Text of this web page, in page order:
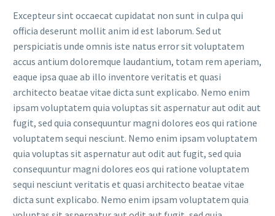
Excepteur sint occaecat cupidatat non sunt in culpa qui
officia deserunt mollit anim id est laborum. Sed ut
perspiciatis unde omnis iste natus error sit voluptatem
accus antium doloremque laudantium, totam rem aperiam,
eaque ipsa quae ab illo inventore veritatis et quasi
architecto beatae vitae dicta sunt explicabo. Nemo enim
ipsam voluptatem quia voluptas sit aspernatur aut odit aut
fugit, sed quia consequuntur magni dolores eos qui ratione
voluptatem sequi nesciunt. Nemo enim ipsam voluptatem
quia voluptas sit aspernatur aut odit aut fugit, sed quia
consequuntur magni dolores eos qui ratione voluptatem
sequi nesciunt veritatis et quasi architecto beatae vitae
dicta sunt explicabo. Nemo enim ipsam voluptatem quia